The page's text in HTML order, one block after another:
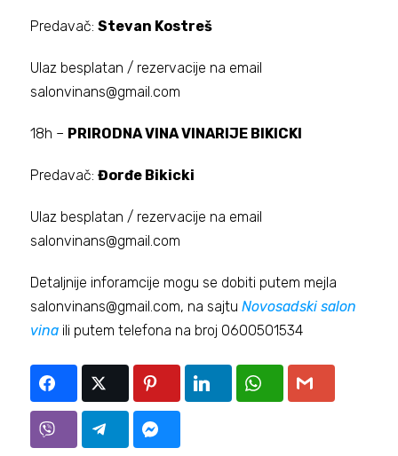
Predavač:Stevan Kostreš
Ulaz besplatan / rezervacije na email
salonvinans@gmail.com
18h – PRIRODNA VINA VINARIJE BIKICKI
Predavač:Đorđe Bikicki
Ulaz besplatan / rezervacije na email
salonvinans@gmail.com
Detaljnije inforamcije mogu se dobiti putem mejla
salonvinans@gmail.com, na sajtuNovosadski salon
vina ili putem telefona na broj 0600501534